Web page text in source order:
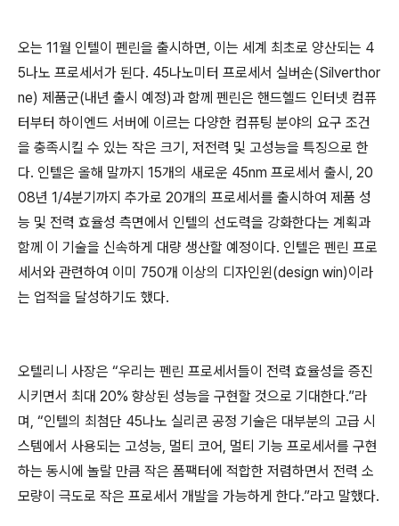
오는 11월 인텔이 펜린을 출시하면, 이는 세계 최초로 양산되는 4
5나노 프로세서가 된다. 45나노미터 프로세서 실버손(Silverthor
ne) 제품군(내년 출시 예정)과 함께 펜린은 핸드헬드 인터넷 컴퓨
터부터 하이엔드 서버에 이르는 다양한 컴퓨팅 분야의 요구 조건
을 충족시킬 수 있는 작은 크기, 저전력 및 고성능을 특징으로 한
다. 인텔은 올해 말까지 15개의 새로운 45nm 프로세서 출시, 20
08년 1/4분기까지 추가로 20개의 프로세서를 출시하여 제품 성
능 및 전력 효율성 측면에서 인텔의 선도력을 강화한다는 계획과
함께 이 기술을 신속하게 대량 생산할 예정이다. 인텔은 펜린 프로
세서와 관련하여 이미 750개 이상의 디자인윈(design win)이라
는 업적을 달성하기도 했다.
오텔리니 사장은 “우리는 펜린 프로세서들이 전력 효율성을 증진
시키면서 최대 20% 향상된 성능을 구현할 것으로 기대한다.”라
며, “인텔의 최첨단 45나노 실리콘 공정 기술은 대부분의 고급 시
스템에서 사용되는 고성능, 멀티 코어, 멀티 기능 프로세서를 구현
하는 동시에 놀랄 만큼 작은 폼팩터에 적합한 저렴하면서 전력 소
모량이 극도로 작은 프로세서 개발을 가능하게 한다.”라고 말했다.